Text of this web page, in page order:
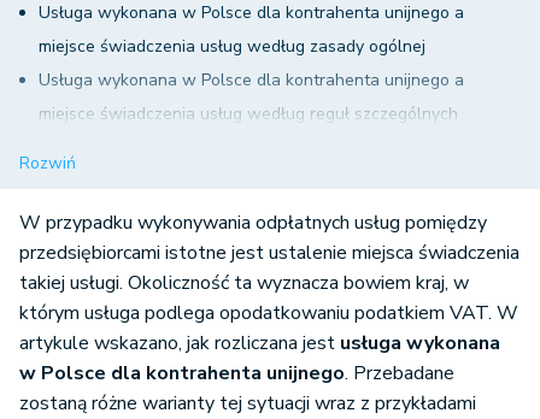
Usługa wykonana w Polsce dla kontrahenta unijnego a
miejsce świadczenia usług według zasady ogólnej
Usługa wykonana w Polsce dla kontrahenta unijnego a
miejsce świadczenia usług według reguł szczególnych
Wstęp na imprezy kulturalne, targi i wystawy
Usługi restauracyjne i cateringowe
Usługi krótkoterminowego najmu środków transportu
KSeF a faktury dla kontrahenta unijnego
Rozwiń
W przypadku wykonywania odpłatnych usług pomiędzy
przedsiębiorcami istotne jest ustalenie miejsca świadczenia
takiej usługi. Okoliczność ta wyznacza bowiem kraj, w
którym usługa podlega opodatkowaniu podatkiem VAT. W
artykule wskazano, jak rozliczana jest usługa wykonana
w Polsce dla kontrahenta unijnego. Przebadane
zostaną różne warianty tej sytuacji wraz z przykładami